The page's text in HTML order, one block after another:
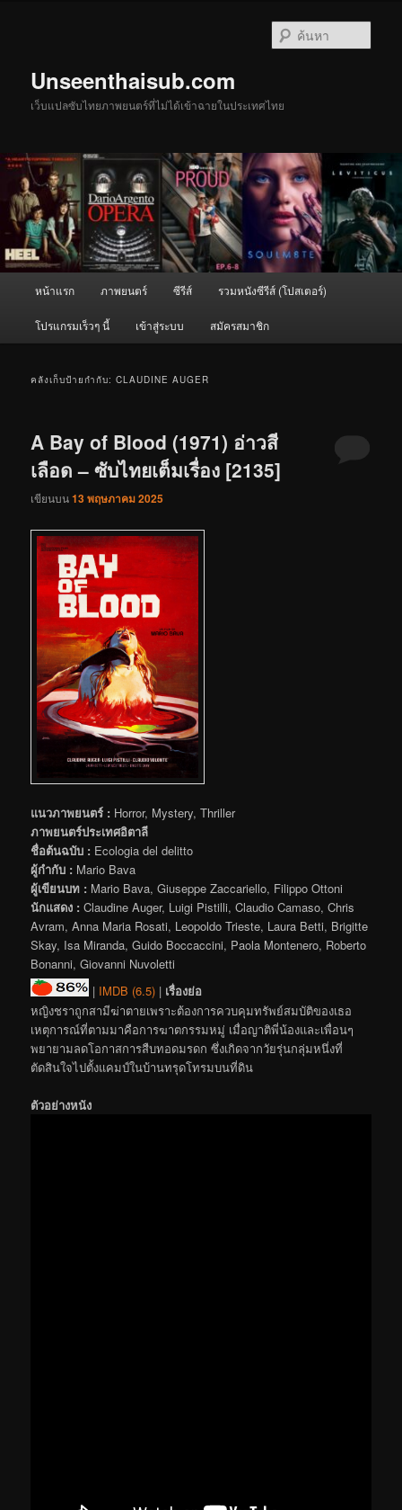
Unseenthaisub.com
เว็บแปลซับไทยภาพยนตร์ที่ไม่ได้เข้าฉายในประเทศไทย
หน้าแรก ภาพยนตร์ ซีรีส์ รวมหนังซีรีส์ (โปสเตอร์)
โปรแกรมเร็วๆ นี้ เข้าสู่ระบบ สมัครสมาชิก
คลังเก็บป้ายกำกับ:CLAUDINE AUGER
A Bay of Blood (1971) อ่าวสี
เลือด – ซับไทยเต็มเรื่อง [2135]
เขียนบน13 พฤษภาคม 2025
แนวภาพยนตร์ : Horror, Mystery, Thriller
ภาพยนตร์ประเทศอิตาลี
ชื่อต้นฉบับ : Ecologia del delitto
ผู้กำกับ : Mario Bava
ผู้เขียนบท : Mario Bava, Giuseppe Zaccariello, Filippo Ottoni
นักแสดง : Claudine Auger, Luigi Pistilli, Claudio Camaso, Chris
Avram, Anna Maria Rosati, Leopoldo Trieste, Laura Betti, Brigitte
Skay, Isa Miranda, Guido Boccaccini, Paola Montenero, Roberto
Bonanni, Giovanni Nuvoletti
| IMDB (6.5) | เรื่องย่อ
หญิงชราถูกสามีฆ่าตายเพราะต้องการควบคุมทรัพย์สมบัติของเธอ
เหตุการณ์ที่ตามมาคือการฆาตกรรมหมู่ เมื่อญาติพี่น้องและเพื่อนๆ
พยายามลดโอกาสการสืบทอดมรดก ซึ่งเกิดจากวัยรุ่นกลุ่มหนึ่งที่
ตัดสินใจไปตั้งแคมป์ในบ้านทรุดโทรมบนที่ดิน
ตัวอย่างหนัง